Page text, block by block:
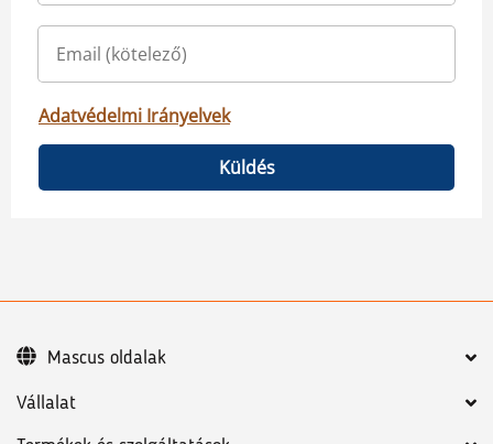
Adatvédelmi Irányelvek
Küldés
Vállalat
Mascus oldalak